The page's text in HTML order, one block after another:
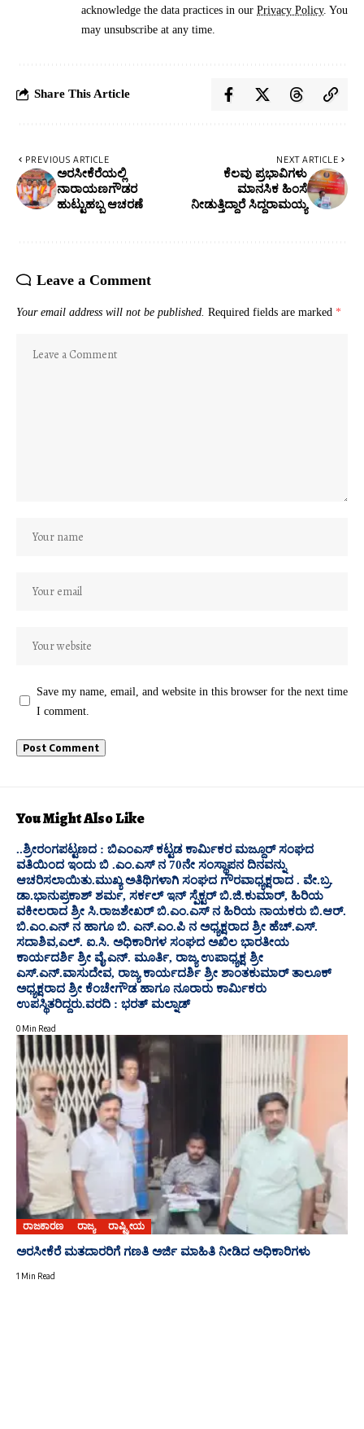
acknowledge the data practices in our Privacy Policy. You
may unsubscribe at any time.
Share This Article
PREVIOUS ARTICLE
ಅರಸೀಕೆರೆಯಲ್ಲಿ
ನಾರಾಯಣಗೌಡರ
ಹುಟ್ಟುಹಬ್ಬ ಆಚರಣೆ
NEXT ARTICLE
ಕೆಲವು ಪ್ರಭಾವಿಗಳು
ಮಾನಸಿಕ ಹಿಂಸೆ
ನೀಡುತ್ತಿದ್ದಾರೆ ಸಿದ್ದರಾಮಯ್ಯ
Leave a Comment
Your email address will not be published. Required fields are marked *
Save my name, email, and website in this browser for the next time
I comment.
You Might Also Like
..ಶ್ರೀರಂಗಪಟ್ಟಣದ : ಬಿಎಂಎಸ್ ಕಟ್ಟಡ ಕಾರ್ಮಿಕರ ಮಜ್ದೂರ್ ಸಂಘದ
ವತಿಯಿಂದ ಇಂದು ಬಿ .ಎಂ.ಎಸ್ ನ 70ನೇ ಸಂಸ್ಥಾಪನ ದಿನವನ್ನು
ಆಚರಿಸಲಾಯಿತು.ಮುಖ್ಯ ಅತಿಥಿಗಳಾಗಿ ಸಂಘದ ಗೌರವಾಧ್ಯಕ್ಷರಾದ . ವೇ.ಬ್ರ.
ಡಾ.ಭಾನುಪ್ರಕಾಶ್ ಶರ್ಮ, ಸರ್ಕಲ್ ಇನ್ ಸ್ಪೆಕ್ಟರ್ ಬಿ.ಜಿ.ಕುಮಾರ್, ಹಿರಿಯ
ವಕೀಲರಾದ ಶ್ರೀ ಸಿ.ರಾಜಶೇಖರ್ ಬಿ.ಎಂ.ಎಸ್ ನ ಹಿರಿಯ ನಾಯಕರು ಬಿ.ಆರ್.
ಬಿ.ಎಂ.ಎನ್ ನ ಹಾಗೂ ಬಿ. ಎನ್.ಎಂ.ಪಿ ನ ಅಧ್ಯಕ್ಷರಾದ ಶ್ರೀ ಹೆಚ್.ಎಸ್.
ಸದಾಶಿವ,ಎಲ್. ಐ.ಸಿ. ಅಧಿಕಾರಿಗಳ ಸಂಘದ ಅಖಿಲ ಭಾರತೀಯ
ಕಾರ್ಯದರ್ಶಿ ಶ್ರೀ ವೈ.ಎನ್. ಮೂರ್ತಿ, ರಾಜ್ಯ ಉಪಾಧ್ಯಕ್ಷ ಶ್ರೀ
ಎಸ್.ಎನ್.ವಾಸುದೇವ, ರಾಜ್ಯ ಕಾರ್ಯದರ್ಶಿ ಶ್ರೀ ಶಾಂತಕುಮಾರ್ ತಾಲೂಕ್
ಅಧ್ಯಕ್ಷರಾದ ಶ್ರೀ ಕೆಂಚೇಗೌಡ ಹಾಗೂ ನೂರಾರು ಕಾರ್ಮಿಕರು
ಉಪಸ್ಥಿತರಿದ್ದರು.ವರದಿ : ಭರತ್ ಮಲ್ನಾಡ್
0 Min Read
ರಾಜಕಾರಣ ರಾಜ್ಯ ರಾಷ್ಟ್ರೀಯ
ಅರಸೀಕೆರೆ ಮತದಾರರಿಗೆ ಗಣತಿ ಅರ್ಜಿ ಮಾಹಿತಿ ನೀಡಿದ ಅಧಿಕಾರಿಗಳು
1 Min Read